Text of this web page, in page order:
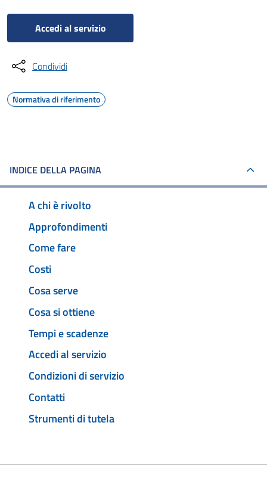
Accedi al servizio
Condividi
Normativa di riferimento
INDICE DELLA PAGINA
A chi è rivolto
Approfondimenti
Come fare
Costi
Cosa serve
Cosa si ottiene
Tempi e scadenze
Accedi al servizio
Condizioni di servizio
Contatti
Strumenti di tutela